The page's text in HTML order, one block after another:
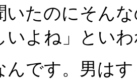
いたのにそん
いよね」とい
んです。男は